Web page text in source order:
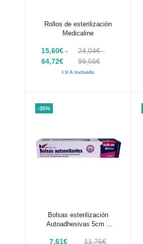
Añadir al carrito
Rollos de esterilización
Medicaline
15,60€ -
64,72€
24,04€ -
99,56€
I.V.A Incluido
-35%
Añadir al carrito
Bolsas esterilización
Autoadhesivas 5cm x
Medicaline
7,61€ 11,76€